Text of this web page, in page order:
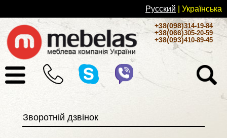
Русский | Українськa
+38(098)314-19-84
+38(066)305-20-59
+38(093)410-89-45
Зворотній дзвінок